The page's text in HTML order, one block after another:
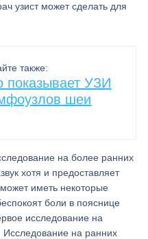
узист может сделать для
также:
показывает УЗИ
шеи
на более ранних
хотя и предоставляет
иметь некоторые
боли в пояснице
исследование на
Исследование на ранних